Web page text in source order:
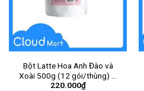
Bột Latte Hoa Anh Đào và
Xoài 500g (12 gói/thùng) –
Gói
220.000₫